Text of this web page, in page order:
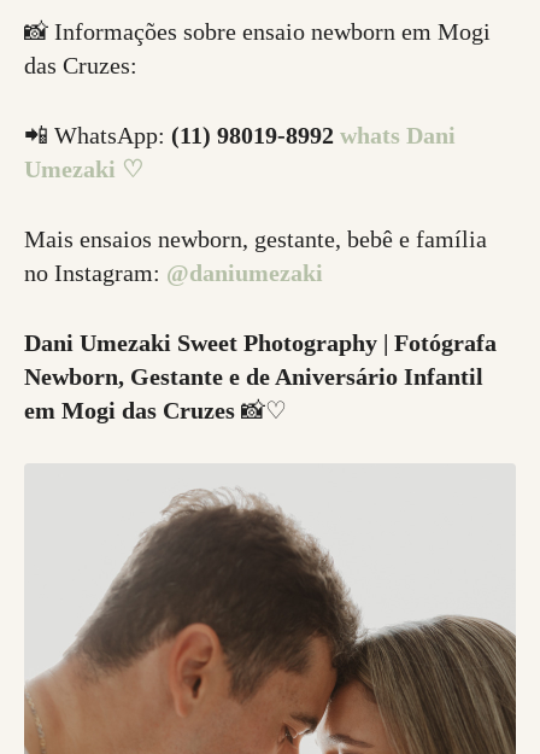
📸 Informações sobre ensaio newborn em Mogi
das Cruzes:
📲 WhatsApp: (11) 98019-8992 whats Dani
Umezaki ♡
Mais ensaios newborn, gestante, bebê e família
no Instagram: @daniumezaki
Dani Umezaki Sweet Photography | Fotógrafa
Newborn, Gestante e de Aniversário Infantil
em Mogi das Cruzes 📸♡